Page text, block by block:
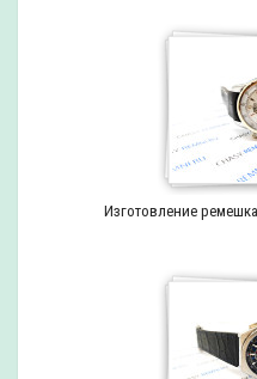
Изготовление